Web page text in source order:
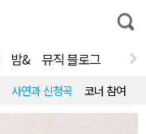
통
합
밤& 뮤직 블로그
사연과 신청곡 코너 참여